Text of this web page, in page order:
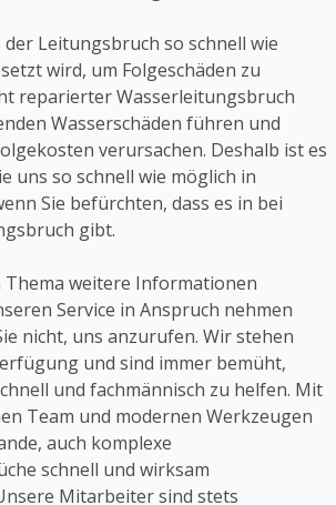
der Leitungsbruch so schnell wie
wird, um Folgeschäden zu
reparierter Wasserleitungsbruch
Wasserschäden führen und
verursachen. Deshalb ist es
uns so schnell wie möglich in
Sie befürchten, dass es in bei
gibt.
Thema weitere Informationen
Service in Anspruch nehmen
nicht, uns anzurufen. Wir stehen
und sind immer bemüht,
und fachmännisch zu helfen. Mit
Team und modernen Werkzeugen
auch komplexe
schnell und wirksam
Mitarbeiter sind stets